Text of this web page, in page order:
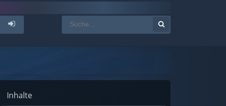
Inhalte